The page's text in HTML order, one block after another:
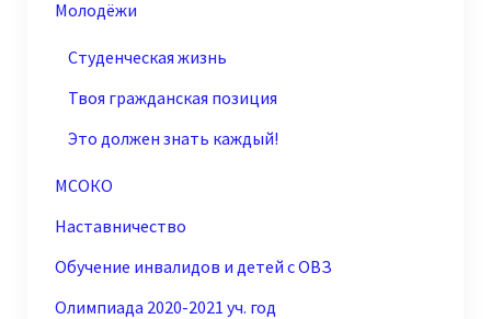
Молодёжи
Студенческая жизнь
Твоя гражданская позиция
Это должен знать каждый!
МСОКО
Наставничество
Обучение инвалидов и детей с ОВЗ
Олимпиада 2020-2021 уч. год